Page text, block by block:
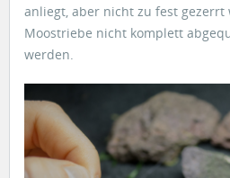
anliegt, aber nicht zu fest gezerrt
Moostriebe nicht komplett
werden.